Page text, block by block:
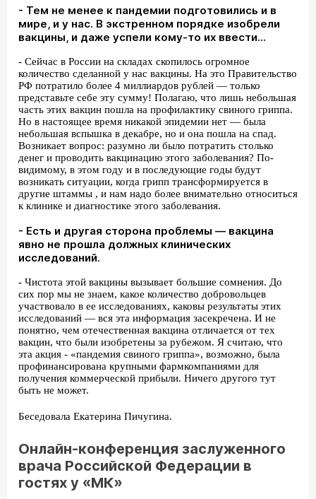
- Тем не менее к пандемии подготовились и в
мире, и у нас. В экстренном порядке изобрели
вакцины, и даже успели кому-то их ввести...
- Сейчас в России на складах скопилось огромное
количество сделанной у нас вакцины. На это Правительство
РФ потратило более 4 миллиардов рублей — только
представьте себе эту сумму! Полагаю, что лишь небольшая
часть этих вакцин пошла на профилактику свиного гриппа.
Но в настоящее время никакой эпидемии нет — была
небольшая вспышка в декабре, но и она пошла на спад.
Возникает вопрос: разумно ли было потратить столько
денег и проводить вакцинацию этого заболевания? По-
видимому, в этом году и в последующие годы будут
возникать ситуации, когда грипп трансформируется в
другие штаммы , и нам надо более внимательно относиться
к клинике и диагностике этого заболевания.
- Есть и другая сторона проблемы — вакцина
явно не прошла должных клинических
исследований.
- Чистота этой вакцины вызывает большие сомнения. До
сих пор мы не знаем, какое количество добровольцев
участвовало в ее исследованиях, каковы результаты этих
исследований — вся эта информация засекречена. И не
понятно, чем отечественная вакцина отличается от тех
вакцин, что были изобретены за рубежом. Я считаю, что
эта акция - «пандемия свиного гриппа», возможно, была
профинансирована крупными фармкомпаниями для
получения коммерческой прибыли. Ничего другого тут
быть не может.
Беседовала Екатерина Пичугина.
Онлайн-конференция заслуженного
врача Российской Федерации в
гостях у «МК»